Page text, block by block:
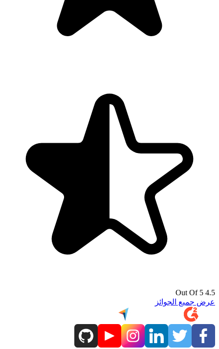
4.5 Out Of 5
عرض جميع الجوائز